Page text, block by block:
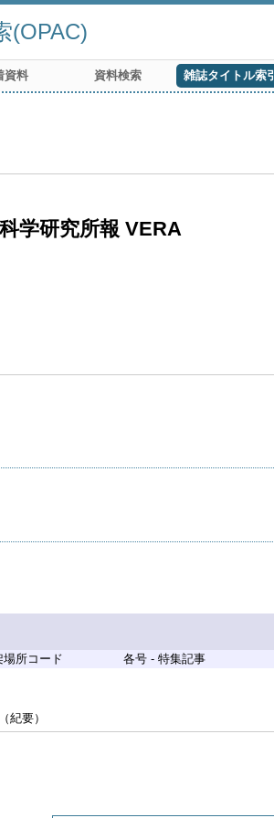
(OPAC)
資料 資料検索 雑誌タイトル索引
学研究所報 VERA
所コード 各号 - 特集記事
紀要）